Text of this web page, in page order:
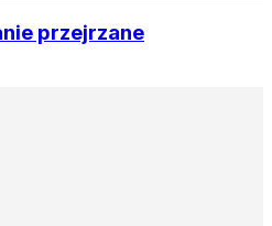
przejrzane